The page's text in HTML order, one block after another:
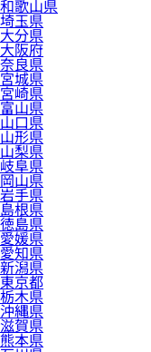
和歌山県
埼玉県
大分県
大阪府
奈良県
宮城県
宮崎県
富山県
山口県
山形県
山梨県
岐阜県
岡山県
岩手県
島根県
徳島県
愛媛県
愛知県
新潟県
東京都
栃木県
沖縄県
滋賀県
熊本県